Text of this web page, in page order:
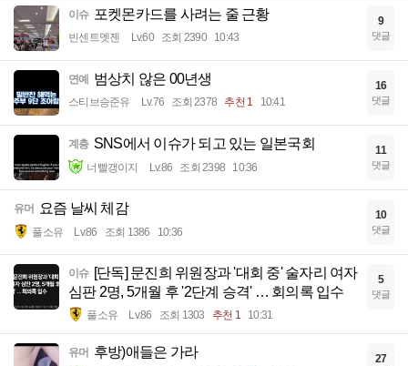
이슈 포켓몬카드를 사려는 줄 근황
빈센트멧젠 Lv.60 조회 2390 10:43
9
댓글
연예 범상치 않은 00년생
스티브승준유 Lv.76 조회 2378 추천 1 10:41
16
댓글
계층 SNS에서 이슈가 되고 있는 일본국회
너빨갱이지 Lv.86 조회 2398 10:36
11
댓글
유머 요즘 날씨 체감
풀소유 Lv.86 조회 1386 10:36
10
댓글
이슈 [단독] 문진희 위원장과 '대회 중' 술자리 여자
심판 2명, 5개월 후 '2단계 승격' … 회의록 입수
풀소유 Lv.86 조회 1303 추천 1 10:31
5
댓글
유머 후방)애들은 가라 27